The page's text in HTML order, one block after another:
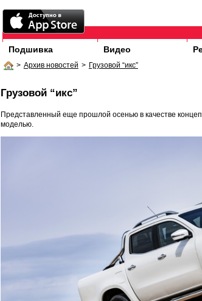
Подшивка Видео
> Архив новостей > Грузовой “икс”
Грузовой “икс”
Представленный еще прошлой осенью в качестве
моделью.